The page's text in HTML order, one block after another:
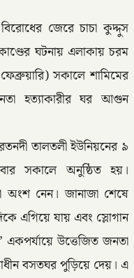
জেরে চাচা কুদ্দুস
ঘটনায় এলাকায় চরম
সকালে শামিমের
হত্যাকারীর ঘর আগুন
তালতলী ইউনিয়নের ৯
সকালে অনুষ্ঠিত হয়।
অংশ নেন। জানাজা শেষে
এগিয়ে যায় এবং স্লোগান
একপর্যায়ে উত্তেজিত জনতা
বসতঘর পুড়িয়ে দেয়। এ